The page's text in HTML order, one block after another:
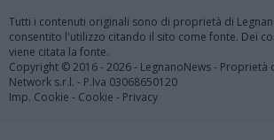
Tutti i contenuti originali sono di proprietà di
consentito l'utilizzo citando il sito come fonte. Dei
viene citata la fonte.
Copyright © 2016 - 2026 - LegnanoNews - Proprietà
Network s.r.l. - P.Iva 03068650120
Imp. Cookie - Cookie - Privacy